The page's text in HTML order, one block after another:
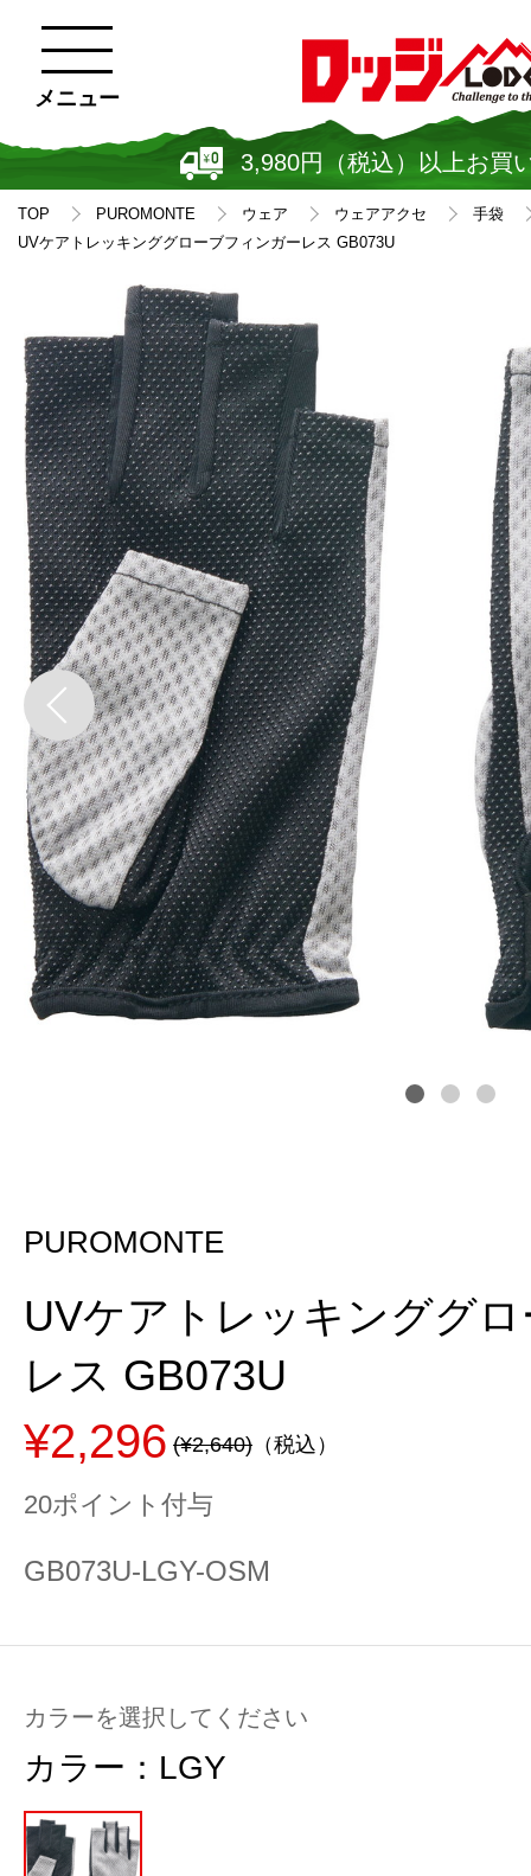
3,980円（税込）以上お買
メニュー
TOP PUROMONTE ウェア ウェアアクセ
手袋
UVケアトレッキンググローブフィンガーレス GB073U
PUROMONTE
UVケアトレッキンググ
レス GB073U
¥2,296 (¥2,640) （税込）
20ポイント付与
GB073U-LGY-OSM
カラーを選択してください
カラー： LGY